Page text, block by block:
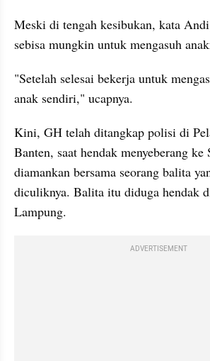
Meski di tengah kesibukan, kata
sebisa mungkin untuk mengasuh
"Setelah selesai bekerja untuk
anak sendiri," ucapnya.
Kini, GH telah ditangkap polisi di
Banten, saat hendak menyeberang ke
diamankan bersama seorang balita
diculiknya. Balita itu diduga hendak
Lampung.
ADVERTISEMENT